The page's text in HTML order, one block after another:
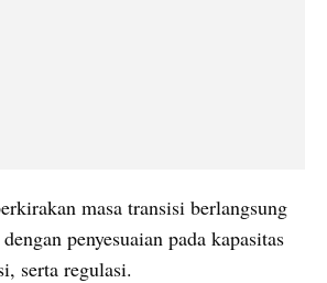
masa transisi berlangsung
penyesuaian pada kapasitas
serta regulasi.